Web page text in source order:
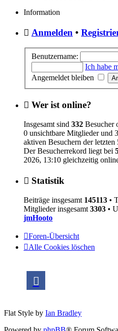
Information
Anmelden •
Benutzername:
Ich habe
Angemeldet bleiben
Wer ist online?
Insgesamt sind 332 Besucher
0 unsichtbare Mitglieder und
aktiven Besuchern der
Der Besucherrekord liegt bei
2026, 13:10 gleichzeitig
Statistik
Beiträge insgesamt 145113 •
Mitglieder insgesamt 3303 •
jmHooto
Foren-Übersicht
Alle Cookies löschen
Flat Style by Ian Bradley